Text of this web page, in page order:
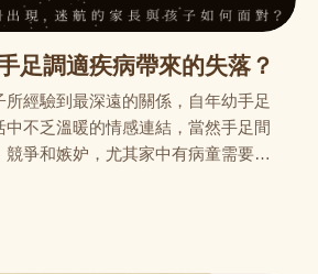
足調適疾病帶來的失落？
經驗到最深遠的關係，自年幼手足
中不乏溫暖的情感連結，當然手足間
爭和嫉妒，尤其家中有病童需要父